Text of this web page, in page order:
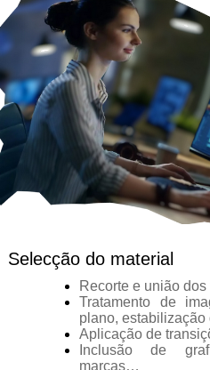
Selecção do material
Recorte e união
Tratamento de
plano,
Aplicação de
Inclusão de
marcas…